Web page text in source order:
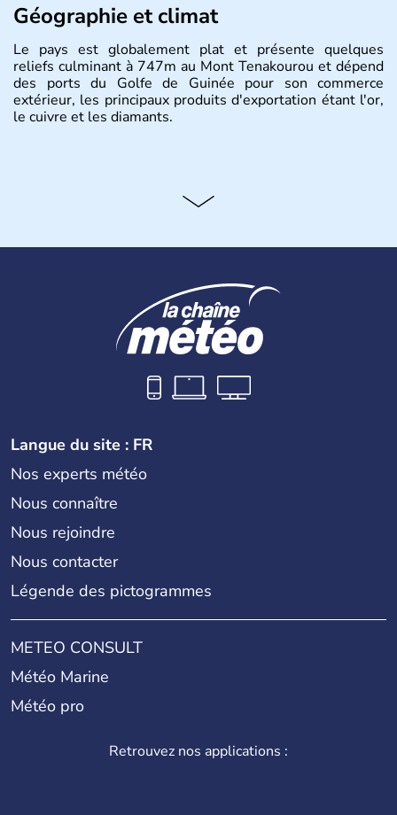
Géographie et climat
Le pays est globalement plat et présente quelques
reliefs culminant à 747m au Mont Tenakourou et dépend
des ports du Golfe de Guinée pour son commerce
extérieur, les principaux produits d'exportation étant l'or,
le cuivre et les diamants.
Langue du site : FR
Nos experts météo
Nous connaître
Nous rejoindre
Nous contacter
Légende des pictogrammes
METEO CONSULT
Météo Marine
Météo pro
Retrouvez nos applications :